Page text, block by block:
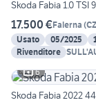
Skoda Fabia 1.0 TSI
17.500 €Falerna (CZ
Usato
05/2025
Rivenditore
6
Skoda Fabia 2022